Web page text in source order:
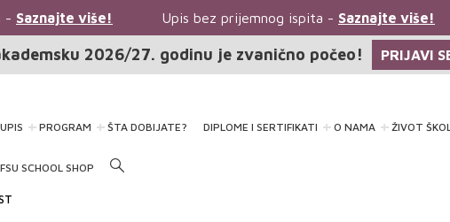
Saznajte više! Upis bez prijemnog ispita - Saznajte više!
2026/27. godinu je zvanično počeo! PRIJAVI
UPIS PROGRAM ŠTA DOBIJATE? DIPLOME I SERTIFIKATI O NAMA ŽIVOT
FSU SCHOOL SHOP